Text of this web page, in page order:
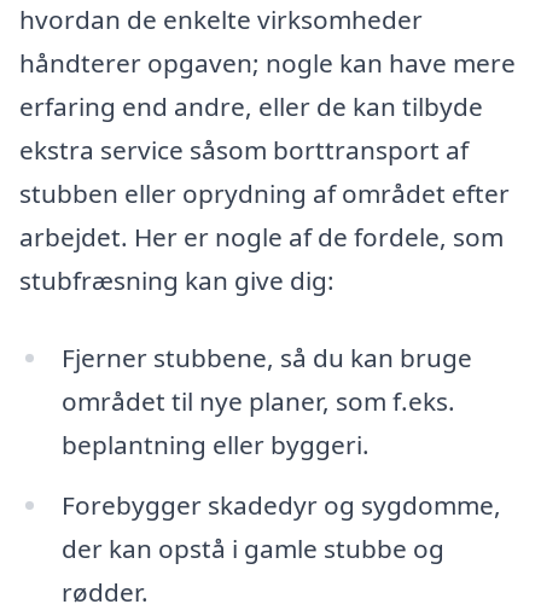
hvordan de enkelte virksomheder
håndterer opgaven; nogle kan have mere
erfaring end andre, eller de kan tilbyde
ekstra service såsom borttransport af
stubben eller oprydning af området efter
arbejdet. Her er nogle af de fordele, som
stubfræsning kan give dig:
Fjerner stubbene, så du kan bruge
området til nye planer, som f.eks.
beplantning eller byggeri.
Forebygger skadedyr og sygdomme,
der kan opstå i gamle stubbe og
rødder.